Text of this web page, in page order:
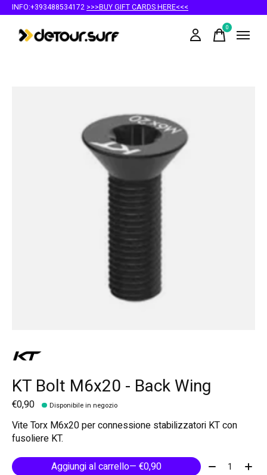
INFO:+393488534172 >>>BUY GIFT CARDS HERE<<<
0items
KT Bolt M6x20 - Back Wing
€0,90 Disponibile in negozio
Vite Torx M6x20 per connessione stabilizzatori KT con
fusoliere KT.
Aggiungi al carrello
— €0,90 Quantità: